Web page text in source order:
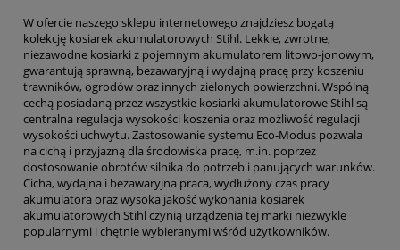
W ofercie naszego sklepu internetowego znajdziesz bogatą
kolekcję kosiarek akumulatorowych Stihl. Lekkie, zwrotne,
niezawodne kosiarki z pojemnym akumulatorem litowo-jonowym,
gwarantują sprawną, bezawaryjną i wydajną pracę przy koszeniu
trawników, ogrodów oraz innych zielonych powierzchni. Wspólną
cechą posiadaną przez wszystkie kosiarki akumulatorowe Stihl są
centralna regulacja wysokości koszenia oraz możliwość regulacji
wysokości uchwytu. Zastosowanie systemu Eco-Modus pozwala
na cichą i przyjazną dla środowiska pracę, m.in. poprzez
dostosowanie obrotów silnika do potrzeb i panujących warunków.
Cicha, wydajna i bezawaryjna praca, wydłużony czas pracy
akumulatora oraz wysoka jakość wykonania kosiarek
akumulatorowych Stihl czynią urządzenia tej marki niezwykle
popularnymi i chętnie wybieranymi wśród użytkowników.